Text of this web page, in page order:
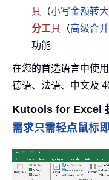
具 （小写金额转
分工具 （高级合
功能
在您的首选语言中使
德语、法语、中文及
Kutools for Excel
需求只需轻点鼠标